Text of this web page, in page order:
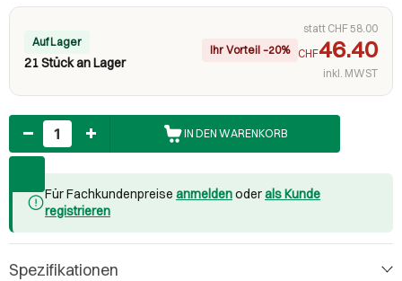
Auf Lager
21 Stück an Lager
statt CHF 58.00
Ihr Vorteil –20%
CHF46.40
inkl. MWST
Anzahl
IN DEN WARENKORB
Für Fachkundenpreise anmeldenoderals Kunde
registrieren
Spezifikationen